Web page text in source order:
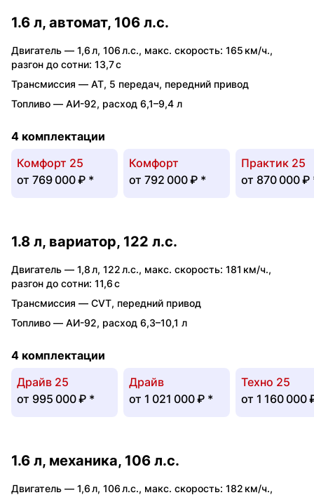
1.6 л, автомат, 106 л.с.
Двигатель — 1,6 л, 106 л.с., макс. скорость: 165 км/ч.,
разгон до сотни: 13,7 с
Трансмиссия — AT, 5 передач, передний привод
Топливо — АИ-92, расход 6,1–9,4 л
4 комплектации
Комфорт 25
от 769 000 ₽ *
Комфорт
от 792 000 ₽ *
Практик 25
от 870 000 ₽
1.8 л, вариатор, 122 л.с.
Двигатель — 1,8 л, 122 л.с., макс. скорость: 181 км/ч.,
разгон до сотни: 11,6 с
Трансмиссия — CVT, передний привод
Топливо — АИ-92, расход 6,3–10,1 л
4 комплектации
Драйв 25
от 995 000 ₽ *
Драйв
от 1 021 000 ₽ *
Техно 25
от 1 160 000
1.6 л, механика, 106 л.с.
Двигатель — 1,6 л, 106 л.с., макс. скорость: 182 км/ч.,